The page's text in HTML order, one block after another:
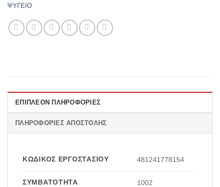
ΨΥΓΕΙΟ
ΕΠΙΠΛΈΟΝ ΠΛΗΡΟΦΟΡΊΕΣ
ΠΛΗΡΟΦΟΡΊΕΣ ΑΠΟΣΤΟΛΉΣ
ΚΩΔΙΚΌΣ ΕΡΓΟΣΤΑΣΊΟΥ 481241778154
ΣΥΜΒΑΤΌΤΗΤΑ 1002